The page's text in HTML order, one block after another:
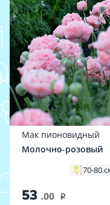
Мак пионовидный
Молочно-розовый
70-80
53 .00 i